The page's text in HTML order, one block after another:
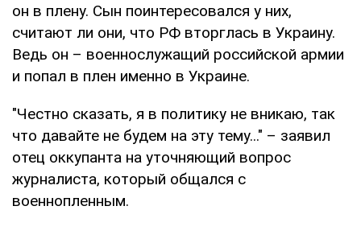
он в плену. Сын поинтересовался у них,
считают ли они, что РФ вторглась в Украину.
Ведь он – военнослужащий российской армии
и попал в плен именно в Украине.
"Честно сказать, я в политику не вникаю, так
что давайте не будем на эту тему..." – заявил
отец оккупанта на уточняющий вопрос
журналиста, который общался с
военнопленным.